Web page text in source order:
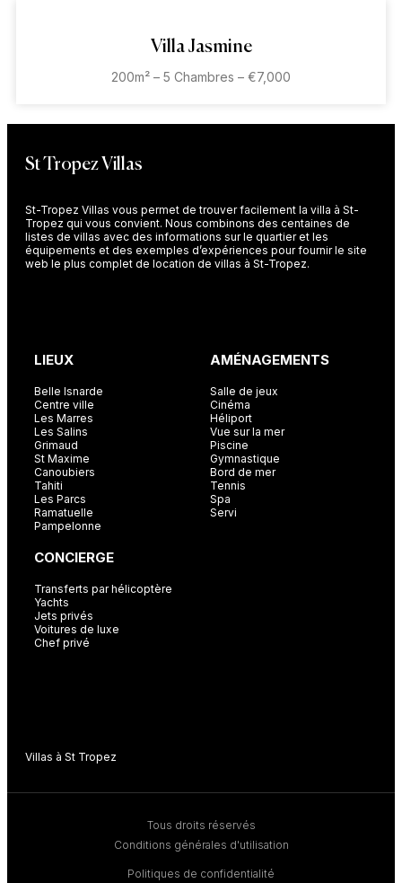
Villa Jasmine
200m² – 5 Chambres – €7,000
St Tropez Villas
St-Tropez Villas vous permet de trouver facilement la villa à St-
Tropez qui vous convient. Nous combinons des centaines de
listes de villas avec des informations sur le quartier et les
équipements et des exemples d’expériences pour fournir le site
web le plus complet de location de villas à St-Tropez.
LIEUX
Belle Isnarde
Centre ville
Les Marres
Les Salins
Grimaud
St Maxime
Canoubiers
Tahiti
Les Parcs
Ramatuelle
Pampelonne
AMÉNAGEMENTS
Salle de jeux
Cinéma
Héliport
Vue sur la mer
Piscine
Gymnastique
Bord de mer
Tennis
Spa
Servi
CONCIERGE
Transferts par hélicoptère
Yachts
Jets privés
Voitures de luxe
Chef privé
Villas à St Tropez
Tous droits réservés
Conditions générales d'utilisation
Politiques de confidentialité